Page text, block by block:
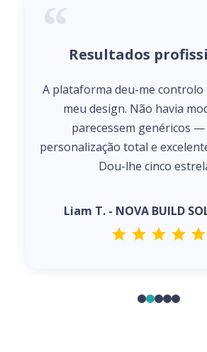
Resultados
A plataforma deu-me
meu design. Não havia
parecessem genéricos —
personalização total e
Dou-lhe cinco
Liam T. - NOVA BUILD